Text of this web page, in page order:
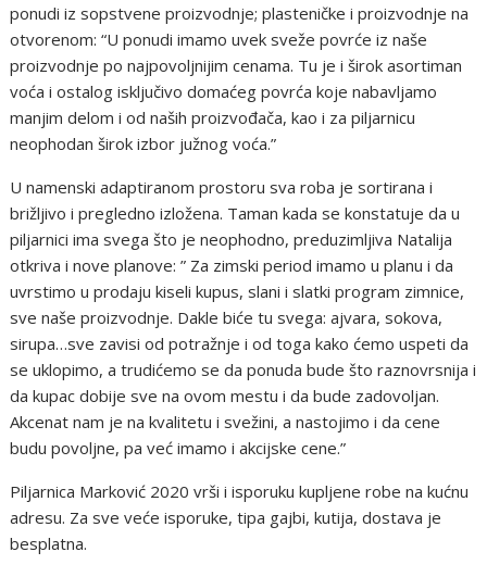
ponudi iz sopstvene proizvodnje; plasteničke i proizvodnje na
otvorenom: “U ponudi imamo uvek sveže povrće iz naše
proizvodnje po najpovoljnijim cenama. Tu je i širok asortiman
voća i ostalog isključivo domaćeg povrća koje nabavljamo
manjim delom i od naših proizvođača, kao i za piljarnicu
neophodan širok izbor južnog voća.”
U namenski adaptiranom prostoru sva roba je sortirana i
brižljivo i pregledno izložena. Taman kada se konstatuje da u
piljarnici ima svega što je neophodno, preduzimljiva Natalija
otkriva i nove planove: ” Za zimski period imamo u planu i da
uvrstimo u prodaju kiseli kupus, slani i slatki program zimnice,
sve naše proizvodnje. Dakle biće tu svega: ajvara, sokova,
sirupa…sve zavisi od potražnje i od toga kako ćemo uspeti da
se uklopimo, a trudićemo se da ponuda bude što raznovrsnija i
da kupac dobije sve na ovom mestu i da bude zadovoljan.
Akcenat nam je na kvalitetu i svežini, a nastojimo i da cene
budu povoljne, pa već imamo i akcijske cene.”
Piljarnica Marković 2020 vrši i isporuku kupljene robe na kućnu
adresu. Za sve veće isporuke, tipa gajbi, kutija, dostava je
besplatna.